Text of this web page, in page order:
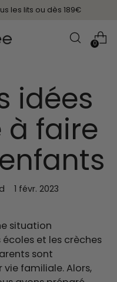
les lits ou dès 189€
0
idées
à faire
1 févr. 2023
situation
et les crèches
sont
familiale. Alors,